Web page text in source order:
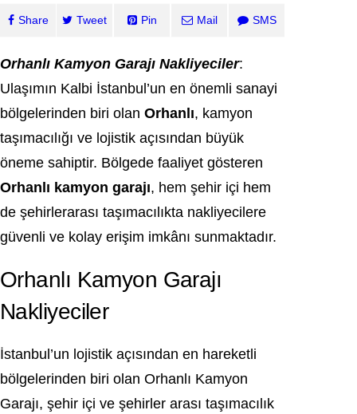
Share Tweet Pin Mail SMS
Orhanlı Kamyon Garajı Nakliyeciler:
Ulaşımın Kalbi İstanbul’un en önemli sanayi
bölgelerinden biri olan Orhanlı, kamyon
taşımacılığı ve lojistik açısından büyük
öneme sahiptir. Bölgede faaliyet gösteren
Orhanlı kamyon garajı, hem şehir içi hem
de şehirlerarası taşımacılıkta nakliyecilere
güvenli ve kolay erişim imkânı sunmaktadır.
Orhanlı Kamyon Garajı
Nakliyeciler
İstanbul’un lojistik açısından en hareketli
bölgelerinden biri olan Orhanlı Kamyon
Garajı, şehir içi ve şehirler arası taşımacılık